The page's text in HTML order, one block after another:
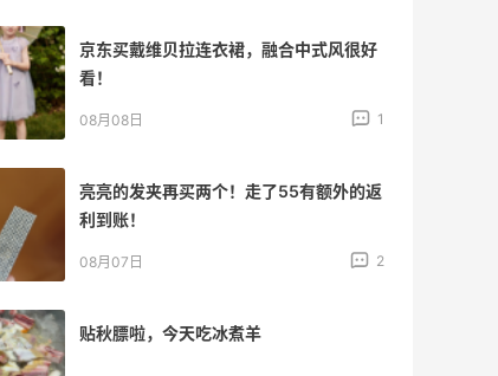
又去皮爷喝下午茶了，香蕉布朗尼超好吃
呀
08月07日 2
山缓缓火锅，锅底够味，牛肉实在
08月07日 2
可莎蜜儿的恰巴塔，味道有点怪怪的